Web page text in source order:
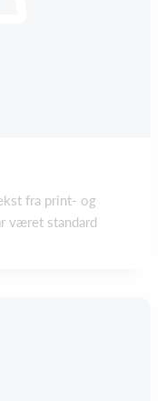
fra print- og
været standard